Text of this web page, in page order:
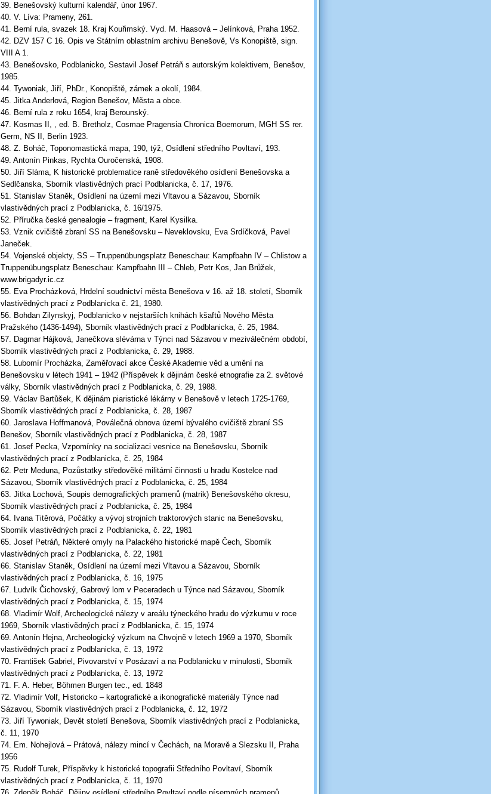
39. Benešovský kulturní kalendář, únor 1967.
40. V. Líva: Prameny, 261.
41. Berní rula, svazek 18. Kraj Kouřimský. Vyd. M. Haasová – Jelínková, Praha 1952.
42. DZV 157 C 16. Opis ve Státním oblastním archivu Benešově, Vs Konopiště, sign.
VIII A 1.
43. Benešovsko, Podblanicko, Sestavil Josef Petráň s autorským kolektivem, Benešov,
1985.
44. Tywoniak, Jiří, PhDr., Konopiště, zámek a okolí, 1984.
45. Jitka Anderlová, Region Benešov, Města a obce.
46. Berní rula z roku 1654, kraj Berounský.
47. Kosmas II, , ed. B. Bretholz, Cosmae Pragensia Chronica Boemorum, MGH SS rer.
Germ, NS II, Berlin 1923.
48. Z. Boháč, Toponomastická mapa, 190, týž, Osídlení středního Povltaví, 193.
49. Antonín Pinkas, Rychta Ouročenská, 1908.
50. Jiří Sláma, K historické problematice raně středověkého osídlení Benešovska a
Sedlčanska, Sborník vlastivědných prací Podblanicka, č. 17, 1976.
51. Stanislav Staněk, Osídlení na území mezi Vltavou a Sázavou, Sborník
vlastivědných prací z Podblanicka, č. 16/1975.
52. Příručka české genealogie – fragment, Karel Kysilka.
53. Vznik cvičiště zbraní SS na Benešovsku – Neveklovsku, Eva Srdíčková, Pavel
Janeček.
54. Vojenské objekty, SS – Truppenübungsplatz Beneschau: Kampfbahn IV – Chlistow a
Truppenübungsplatz Beneschau: Kampfbahn III – Chleb, Petr Kos, Jan Brůžek,
www.brigadyr.ic.cz
55. Eva Procházková, Hrdelní soudnictví města Benešova v 16. až 18. století, Sborník
vlastivědných prací z Podblanicka č. 21, 1980.
56. Bohdan Zilynskyj, Podblanicko v nejstarších knihách kšaftů Nového Města
Pražského (1436-1494), Sborník vlastivědných prací z Podblanicka, č. 25, 1984.
57. Dagmar Hájková, Janečkova slévárna v Týnci nad Sázavou v meziválečném období,
Sborník vlastivědných prací z Podblanicka, č. 29, 1988.
58. Lubomír Procházka, Zaměřovací akce České Akademie věd a umění na
Benešovsku v létech 1941 – 1942 (Příspěvek k dějinám české etnografie za 2. světové
války, Sborník vlastivědných prací z Podblanicka, č. 29, 1988.
59. Václav Bartůšek, K dějinám piaristické lékárny v Benešově v letech 1725-1769,
Sborník vlastivědných prací z Podblanicka, č. 28, 1987
60. Jaroslava Hoffmanová, Poválečná obnova území bývalého cvičiště zbraní SS
Benešov, Sborník vlastivědných prací z Podblanicka, č. 28, 1987
61. Josef Pecka, Vzpomínky na socializaci vesnice na Benešovsku, Sborník
vlastivědných prací z Podblanicka, č. 25, 1984
62. Petr Meduna, Pozůstatky středověké militární činnosti u hradu Kostelce nad
Sázavou, Sborník vlastivědných prací z Podblanicka, č. 25, 1984
63. Jitka Lochová, Soupis demografických pramenů (matrik) Benešovského okresu,
Sborník vlastivědných prací z Podblanicka, č. 25, 1984
64. Ivana Titěrová, Počátky a vývoj strojních traktorových stanic na Benešovsku,
Sborník vlastivědných prací z Podblanicka, č. 22, 1981
65. Josef Petráň, Některé omyly na Palackého historické mapě Čech, Sborník
vlastivědných prací z Podblanicka, č. 22, 1981
66. Stanislav Staněk, Osídlení na území mezi Vltavou a Sázavou, Sborník
vlastivědných prací z Podblanicka, č. 16, 1975
67. Ludvík Čichovský, Gabrový lom v Peceradech u Týnce nad Sázavou, Sborník
vlastivědných prací z Podblanicka, č. 15, 1974
68. Vladimír Wolf, Archeologické nálezy v areálu týneckého hradu do výzkumu v roce
1969, Sborník vlastivědných prací z Podblanicka, č. 15, 1974
69. Antonín Hejna, Archeologický výzkum na Chvojně v letech 1969 a 1970, Sborník
vlastivědných prací z Podblanicka, č. 13, 1972
70. František Gabriel, Pivovarství v Posázaví a na Podblanicku v minulosti, Sborník
vlastivědných prací z Podblanicka, č. 13, 1972
71. F. A. Heber, Böhmen Burgen tec., ed. 1848
72. Vladimír Volf, Historicko – kartografické a ikonografické materiály Týnce nad
Sázavou, Sborník vlastivědných prací z Podblanicka, č. 12, 1972
73. Jiří Tywoniak, Devět století Benešova, Sborník vlastivědných prací z Podblanicka,
č. 11, 1970
74. Em. Nohejlová – Prátová, nálezy mincí v Čechách, na Moravě a Slezsku II, Praha
1956
75. Rudolf Turek, Příspěvky k historické topografii Středního Povltaví, Sborník
vlastivědných prací z Podblanicka, č. 11, 1970